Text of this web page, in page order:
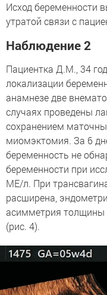
Исход беременности
утратой связи с
Наблюдение 2
Пациентка Д.М., 34
локализации
анамнезе две
случаях проведены
сохранением
миомэктомия. За 6
беременность не
беременности при
МЕ/л. При
расширена,
асимметрия толщины
(рис. 4).